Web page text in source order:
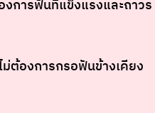
การฟันที่แข็งแรงและถาวร
ม่ต้องการกรอฟันข้างเคียง